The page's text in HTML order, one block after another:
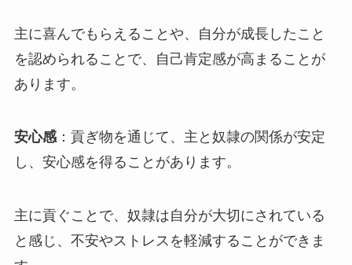
主に喜んでもらえることや、自分が成長したこと
を認められることで、自己肯定感が高まることが
あります。
安心感：貢ぎ物を通じて、主と奴隷の関係が安定
し、安心感を得ることがあります。
主に貢ぐことで、奴隷は自分が大切にされている
と感じ、不安やストレスを軽減することができま